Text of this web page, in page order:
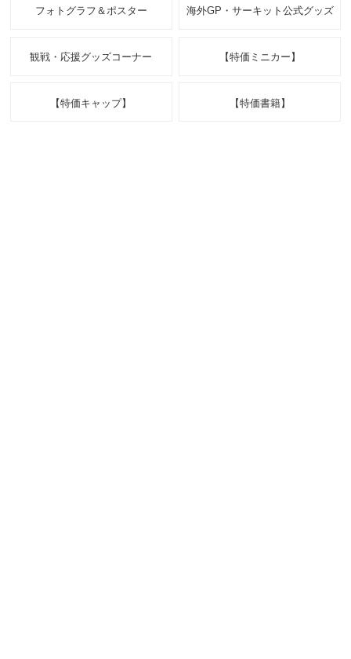
フォトグラフ＆ポスター 海外GP・サーキット公式グッズ
観戦・応援グッズコーナー 【特価ミニカー】
【特価キャップ】 【特価書籍】